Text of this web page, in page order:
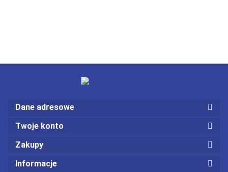
Dane adresowe
Twoje konto
Zakupy
Informacje